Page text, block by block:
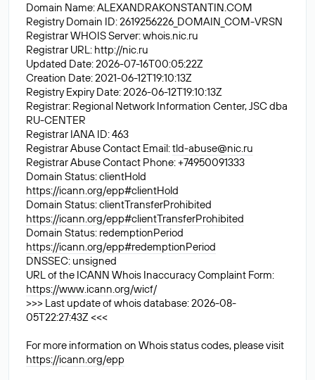
Domain Name: ALEXANDRAKONSTANTIN.COM
Registry Domain ID: 2619256226_DOMAIN_COM-VRSN
Registrar WHOIS Server: whois.nic.ru
Registrar URL: http://nic.ru
Updated Date: 2026-07-16T00:05:22Z
Creation Date: 2021-06-12T19:10:13Z
Registry Expiry Date: 2026-06-12T19:10:13Z
Registrar: Regional Network Information Center, JSC dba
RU-CENTER
Registrar IANA ID: 463
Registrar Abuse Contact Email:tld-abuse@nic.ru
Registrar Abuse Contact Phone: +74950091333
Domain Status: clientHold
https://icann.org/epp#clientHold
Domain Status: clientTransferProhibited
https://icann.org/epp#clientTransferProhibited
Domain Status: redemptionPeriod
https://icann.org/epp#redemptionPeriod
DNSSEC: unsigned
URL of the ICANN Whois Inaccuracy Complaint Form:
https://www.icann.org/wicf/
>>> Last update of whois database: 2026-08-
05T22:27:43Z <<<
For more information on Whois status codes, please visit
https://icann.org/epp